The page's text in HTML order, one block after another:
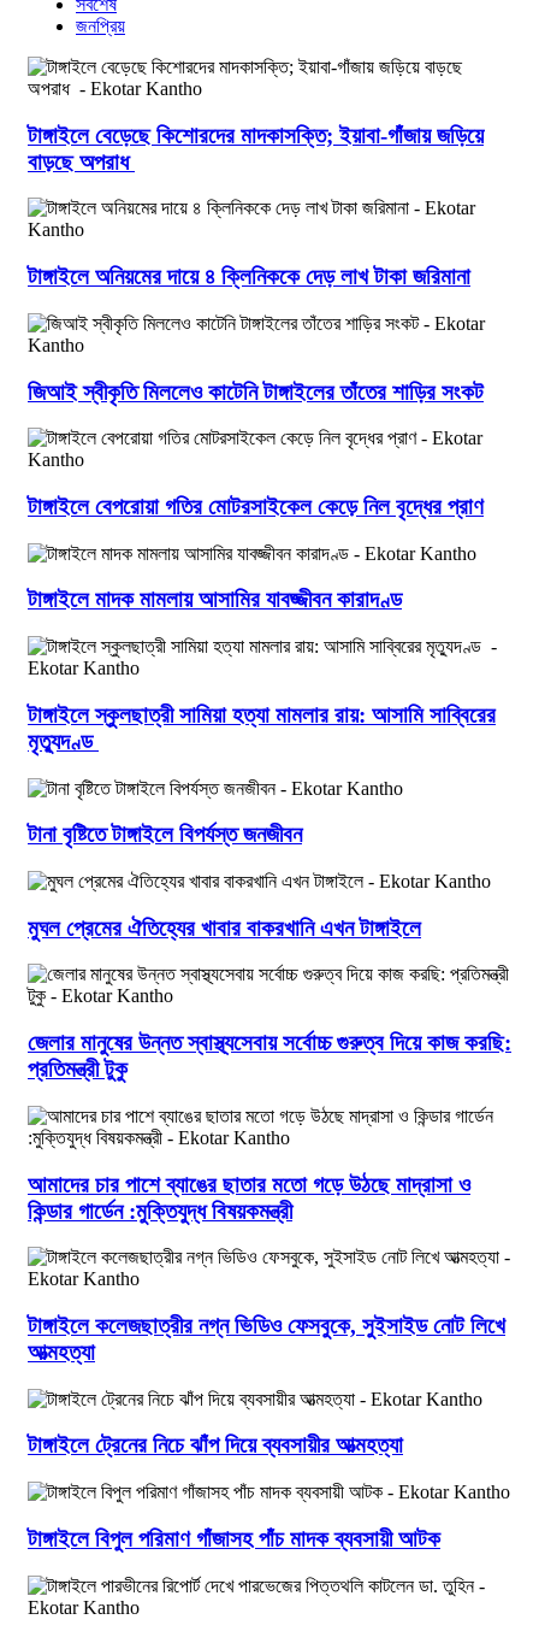
সর্বশেষ
জনপ্রিয়
টাঙ্গাইলে বেড়েছে কিশোরদের মাদকাসক্তি; ইয়াবা-গাঁজায় জড়িয়ে
বাড়ছে অপরাধ
টাঙ্গাইলে অনিয়মের দায়ে ৪ ক্লিনিককে দেড় লাখ টাকা জরিমানা
জিআই স্বীকৃতি মিললেও কাটেনি টাঙ্গাইলের তাঁতের শাড়ির সংকট
টাঙ্গাইলে বেপরোয়া গতির মোটরসাইকেল কেড়ে নিল বৃদ্ধের প্রাণ
টাঙ্গাইলে মাদক মামলায় আসামির যাবজ্জীবন কারাদণ্ড
টাঙ্গাইলে স্কুলছাত্রী সামিয়া হত্যা মামলার রায়: আসামি সাব্বিরের
মৃত্যুদণ্ড
টানা বৃষ্টিতে টাঙ্গাইলে বিপর্যস্ত জনজীবন
মুঘল প্রেমের ঐতিহ্যের খাবার বাকরখানি এখন টাঙ্গাইলে
জেলার মানুষের উন্নত স্বাস্থ্যসেবায় সর্বোচ্চ গুরুত্ব দিয়ে কাজ করছি:
প্রতিমন্ত্রী টুকু
আমাদের চার পাশে ব্যাঙের ছাতার মতো গড়ে উঠছে মাদ্রাসা ও
কিন্ডার গার্ডেন :মুক্তিযুদ্ধ বিষয়কমন্ত্রী
টাঙ্গাইলে কলেজছাত্রীর নগ্ন ভিডিও ফেসবুকে, সুইসাইড নোট লিখে
আত্মহত্যা
টাঙ্গাইলে ট্রেনের নিচে ঝাঁপ দিয়ে ব্যবসায়ীর আত্মহত্যা
টাঙ্গাইলে বিপুল পরিমাণ গাঁজাসহ পাঁচ মাদক ব্যবসায়ী আটক